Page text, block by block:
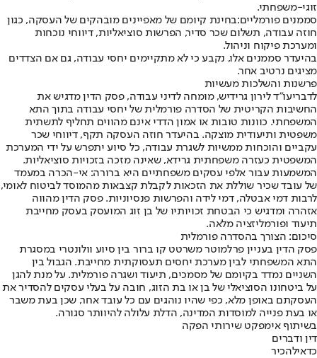
זוגי-משפחתי.
סממנים פורמליים:בחינת קיומם של מאפיינים מובהקים של העסקה, כגון
חוזה עבודה, תשלום שכר סדיר, הפרשות סוציאליות, דיווחי נוכחות
ומערכת פיקוח וניהול.
בהיעדר סממנים אלו, נקבע כי לא מתקיימים יחסי עבודה, גם אם הצדדים
מציגים נרטיב אחר.
פרשנות והשלכות מעשיות
לדבריעו"ד לירון גרידיש, מומחה לדיני עבודה, פסק הדין מדגיש את
החשיבות הקריטית של הסדרה פורמלית של יחסי עבודה בתוך התא
המשפחתי. כוונות טובות או אמון הדדי אינם מהווים תחליף לתשתית
משפטית ותיעודית מוצקה. בהיעדר חוזה העסקה תקף, דיווחי שכר
עקביים והוכחות ממשיות לשגרת עבודה, כל סיוע יתפרש על ידי המערכת
המשפטית כעזרה משפחתית גרידא, שאינה מזכה בזכויות סוציאליות.
המשמעות עבור אלפי עסקים משפחתיים היא ברורה: אי-הכרה במעמד
של עובד שכיר שוללת את הזכאות לקבלת קצבאות מהמוסד לביטוח לאומי,
לרבות דמי אבטלה, דמי לידה והפרשות פנסיוניות. פסק הדין מהווה
אזהרה ומדגיש כי הבטחת זכויותיו של בן זוג המועסק בעסק מחייבת
תיעוד ופורמליזציה מלאה.
סיכום: הצורך בהסדרה פורמלית
פסק הדין בעניין פרלמוטר משרטט קו ברור בין סיוע וולונטרי במסגרת
התא המשפחתי לבין מערכת יחסים תעסוקתית מחייבת. הגבול בין
השניים נמדד בקיומם של מסמכים, תיעוד ושגרה פורמלית. על מנת להגן
על ביטחונו הסוציאלי של בן או בת הזוג, חובה על בעלי עסקים להסדיר את
העסקתם באופן מלא, כפי שהיו נוהגים עם כל עובד אחר, שכן בעת משבר
או בעת פנייה למוסדות המדינה, הדלת עלולה להיוותר סגורה.
בשיתוף אימפקט שירותי הפקה
דין ודברים
כדאילהכיר